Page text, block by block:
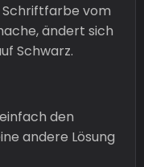
Schriftfarbe vom
ändert sich
Schwarz.
den
andere Lösung